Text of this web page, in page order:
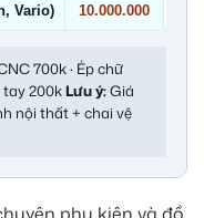
Vario) 10.000.000
700k · Ép chữ
tay 200kLưu ý:Giá
nội thất + chai vệ